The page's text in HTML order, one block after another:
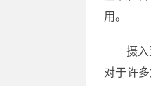
用。
摄
对于许